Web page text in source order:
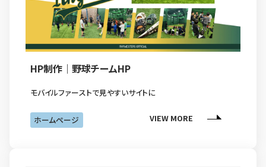
HP制作｜野球チームHP
モバイルファーストで見やすいサイトに
ホームページ VIEW MORE